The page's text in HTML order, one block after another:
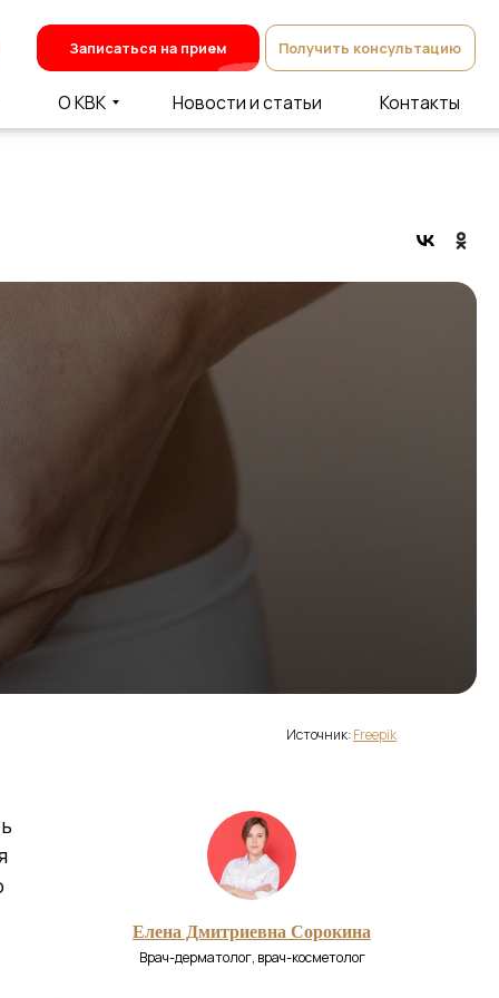
Контакты
Новости и статьи
Получить консультацию
Записаться на прием
Источник:Freepik
Елена Дмитриевна Сорокина
Врач-дерматолог, врач-косметолог